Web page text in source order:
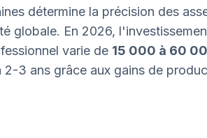
détermine la précision des
globale. En 2026,
varie de 15 000 à 60
3 ans grâce aux gains de